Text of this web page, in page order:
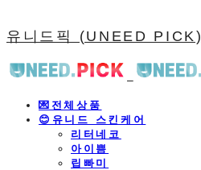
유니드픽 (UNEED PICK)
💌전체상품
😊유니드 스킨케어
리터네코
아이쁨
립빠미